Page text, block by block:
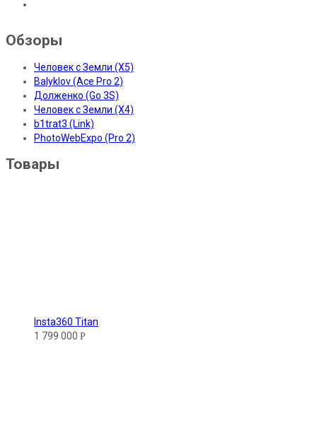
Обзоры
Человек с Земли (X5)
Balyklov (Ace Pro 2)
Долженко (Go 3S)
Человек с Земли (X4)
b1trat3 (Link)
PhotoWebExpo (Pro 2)
Товары
Insta360 Titan
1 799 000 Р